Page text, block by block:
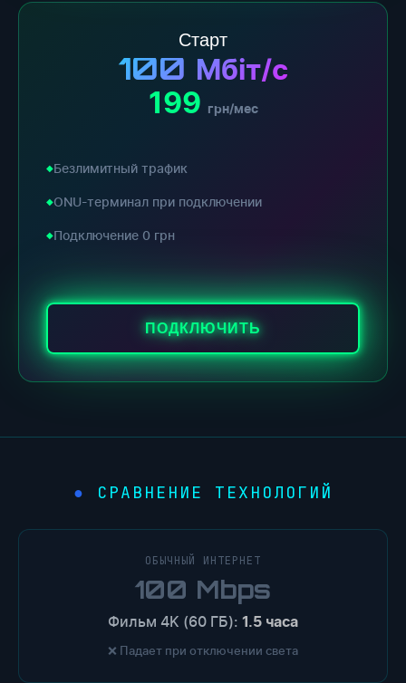
Старт
100 Мбіт/с
199 грн/мес
Безлимитный трафик
ONU-терминал при подключении
Подключение 0 грн
ПОДКЛЮЧИТЬ
СРАВНЕНИЕ ТЕХНОЛОГИЙ
ОБЫЧНЫЙ ИНТЕРНЕТ
100 Mbps
Фильм 4K (60 ГБ): 1.5 часа
❌ Падает при отключении света